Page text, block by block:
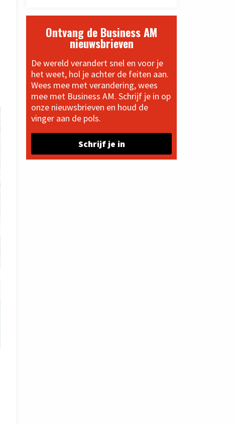
Ontvang de Business AM
nieuwsbrieven
De wereld verandert snel en voor je
het weet, hol je achter de feiten aan.
Wees mee met verandering, wees
mee met Business AM. Schrijf je in op
onze nieuwsbrieven en houd de
vinger aan de pols.
Schrijf je in